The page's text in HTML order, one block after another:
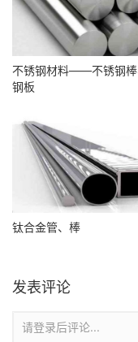
不锈钢材料——不锈钢棒
钢板
钛合金管、棒
发表评论
请登录后评论...